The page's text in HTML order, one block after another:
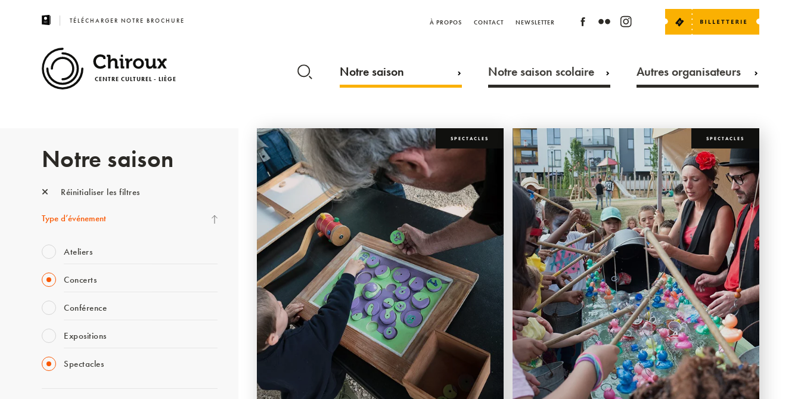
TÉLÉCHARGER NOTRE BROCHURE À PROPOS CONTACT NEWSLETTER
CENTRE CULTUREL - LIÈGE Notre saison Notre saison scolaire Autres organisateurs
Notre saison
Réinitialiser les filtres
Type d’événement
Ateliers
Concerts
Conférence
Expositions
Spectacles
SPECTACLES SPECTACLES